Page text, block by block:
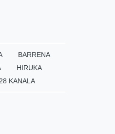
BARRENA
HIRUKA
KANALA